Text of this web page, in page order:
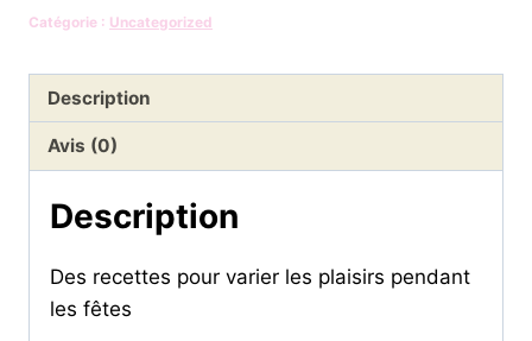
apéritifs
Catégorie : Uncategorized
Description
Avis (0)
Description
Des recettes pour varier les plaisirs pendant
les fêtes